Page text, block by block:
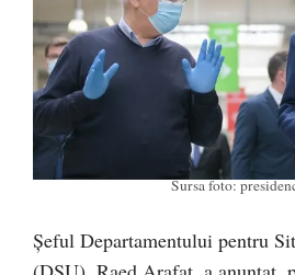
Sursa foto:
Șeful Departamentului pentru